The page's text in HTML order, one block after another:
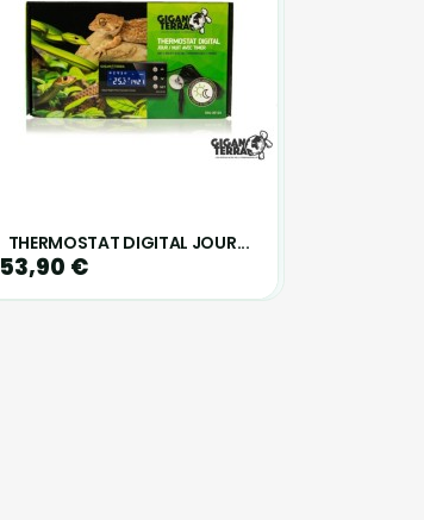
THERMOSTAT DIGITAL JOUR...
53,90 €